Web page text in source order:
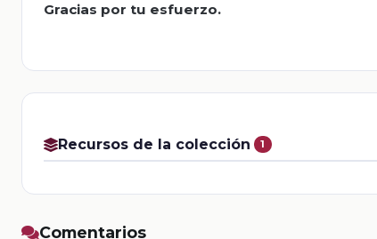
Gracias por tu esfuerzo.
Recursos de la colección 1
Comentarios